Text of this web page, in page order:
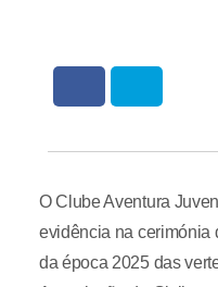
O Clube Aventura
evidência na cerimónia
da época 2025 das